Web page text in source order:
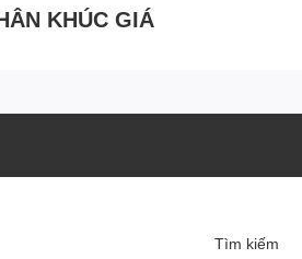
KHÚC GIÁ
Tìm kiếm